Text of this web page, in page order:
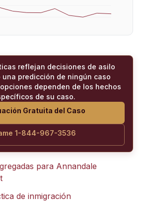
reflejan decisiones de asilo
una predicción de ningún caso
dependen de los hechos
de su caso.
Gratuita del Caso
1-844-967-3536
para Annandale
de inmigración